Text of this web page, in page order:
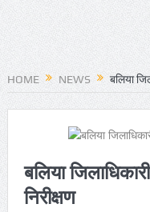
HOME NEWS बलिया
बलिया
निरीक्षण